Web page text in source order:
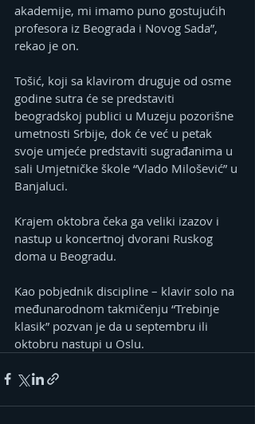
akademije, mi imamo puno gostujućih
profesora iz Beograda i Novog Sada”,
rekao je on.
Tošić, koji sa klavirom druguje od osme
godine sutra će se predstaviti
beogradskoj publici u Muzeju pozorišne
umetnosti Srbije, dok će već u petak
svoje umjeće predstaviti sugrađanima u
sali Umjetničke škole “Vlado Milošević” u
Banjaluci.
Krajem oktobra čeka ga veliki izazov i
nastup u koncertnoj dvorani Ruskog
doma u Beogradu.
Kao pobjednik discipline – klavir solo na
međunarodnom takmičenju “Trebinje
klasik” pozvan je da u septembru ili
oktobru nastupi u Oslu.